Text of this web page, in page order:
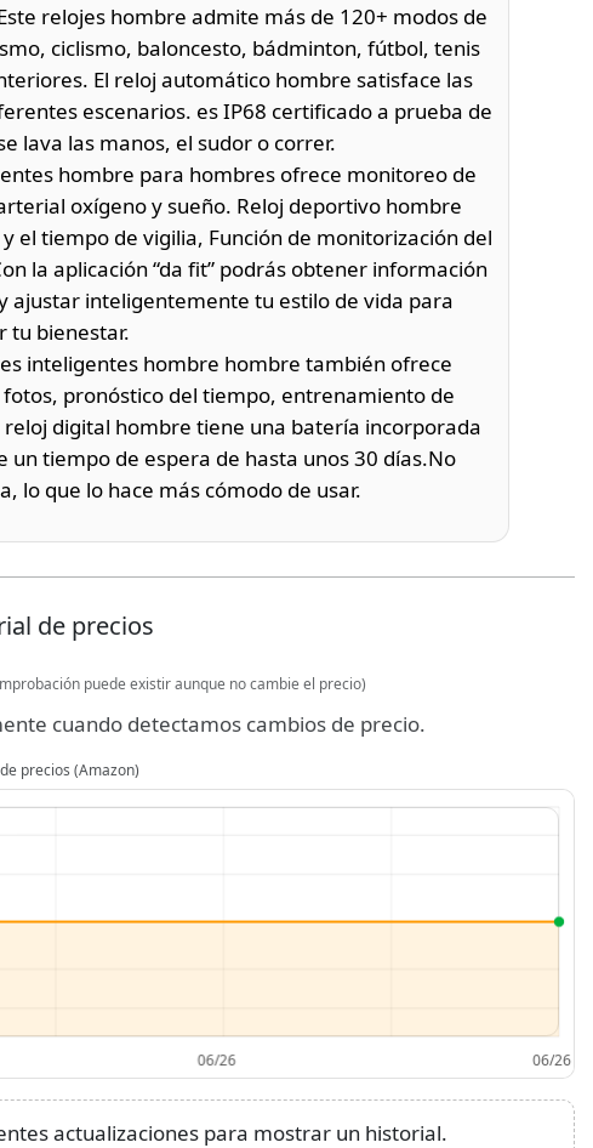
relojes hombre admite más de 120+ modos de
ciclismo, baloncesto, bádminton, fútbol, tenis
El reloj automático hombre satisface las
escenarios. es IP68 certificado a prueba de
lava las manos, el sudor o correr.
hombre para hombres ofrece monitoreo de
oxígeno y sueño. Reloj deportivo hombre
el tiempo de vigilia, Función de monitorización del
la aplicación “da fit” podrás obtener información
ajustar inteligentemente tu estilo de vida para
tu bienestar.
inteligentes hombre hombre también ofrece
pronóstico del tiempo, entrenamiento de
digital hombre tiene una batería incorporada
un tiempo de espera de hasta unos 30 días.No
lo que lo hace más cómodo de usar.
de precios
puede existir aunque no cambie el precio)
cuando detectamos cambios de precio.
precios (Amazon)
actualizaciones para mostrar un historial.